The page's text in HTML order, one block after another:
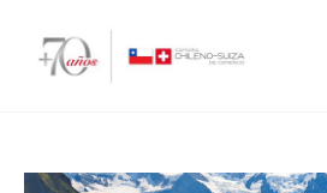
contenido